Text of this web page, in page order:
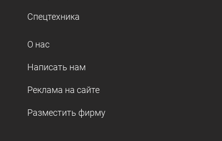
Спецтехника
О нас
Написать нам
Реклама на сайте
Разместить фирму